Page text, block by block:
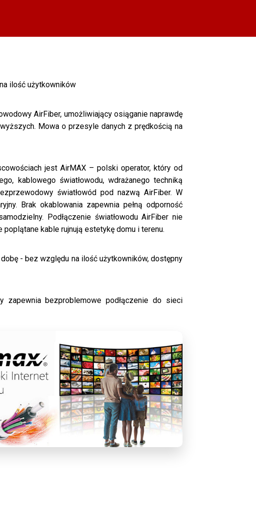
ilość użytkowników
AirFiber, umożliwiający osiąganie naprawdę
Mowa o przesyle danych z prędkością na
jest AirMAX – polski operator, który od
kablowego światłowodu, wdrażanego techniką
światłowód pod nazwą AirFiber. W
Brak okablowania zapewnia pełną odporność
Podłączenie światłowodu AirFiber nie
kable rujnują estetykę domu i terenu.
- bez względu na ilość użytkowników, dostępny
zapewnia bezproblemowe podłączenie do sieci